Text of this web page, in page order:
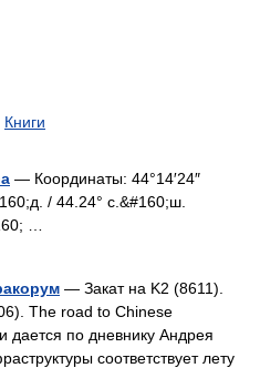
Книги
— Координаты: 44°14′24″
/ 44.24° с.&#160;ш.
…
— Закат на K2 (8611).
The road to Chinese
дается по дневнику Андрея
соответствует лету